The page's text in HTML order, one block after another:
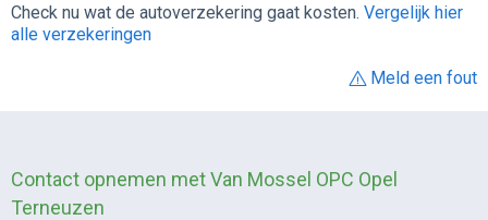
Check nu wat de autoverzekering gaat kosten. Vergelijk hier
alle verzekeringen
Meld een fout
Contact opnemen met Van Mossel OPC Opel
Terneuzen